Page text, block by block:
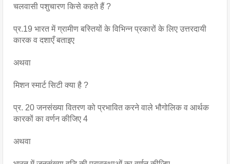
चलवासी पशुचारण किसे कहते हैं ?
प्र.19 भारत में ग्रामीण बस्तियों के विभिन्न प्रकारों के लिए उत्तरदायी
कारक व दशाएँ बताइए
अथवा
मिशन स्मार्ट सिटी क्या है ?
प्र. 20 जनसंख्या वितरण को प्रभावित करने वाले भौगोलिक व आर्थक
कारकों का वर्णन कीजिए 4
अथवा